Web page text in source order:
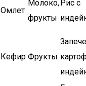
Омлет
Молоко,
фрукты
Рис с
Кефир Фрукты